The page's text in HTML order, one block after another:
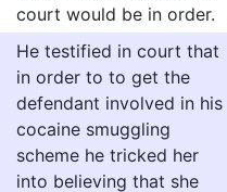
court would be in order.
He testified in court that
in order to to get the
defendant involved in his
cocaine smuggling
scheme he tricked her
into believing that she